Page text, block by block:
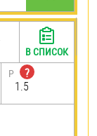
P
?
1.5
В СПИСОК